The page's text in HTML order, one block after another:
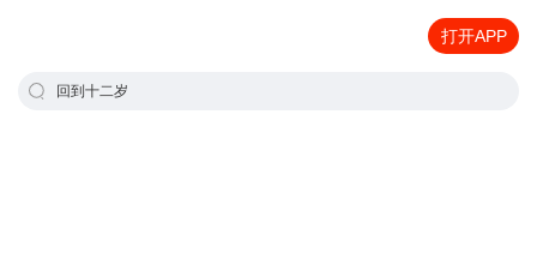
打开APP
回到十二岁